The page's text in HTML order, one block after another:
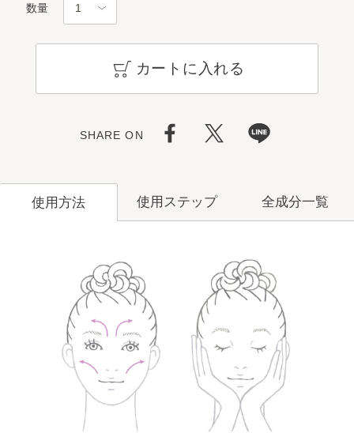
数量
カートに入れる
SHARE ON
使用方法 使用ステップ
洗顔料
角層ケア 化粧水
コンセント
メイク落とし
洗顔料
角層ケア化粧水
全成分一覧